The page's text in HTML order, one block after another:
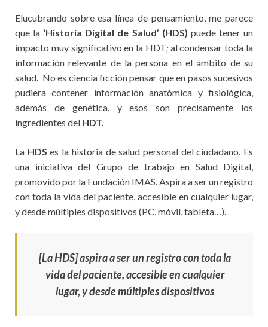
Elucubrando sobre esa línea de pensamiento, me parece
que la ‘Historia Digital de Salud’ (HDS) puede tener un
impacto muy significativo en la HDT; al condensar toda la
información relevante de la persona en el ámbito de su
salud. No es ciencia ficción pensar que en pasos sucesivos
pudiera contener información anatómica y fisiológica,
además de genética, y esos son precisamente los
ingredientes del HDT.
La HDS es la historia de salud personal del ciudadano. Es
una iniciativa del Grupo de trabajo en Salud Digital,
promovido por la Fundación IMAS. Aspira a ser un registro
con toda la vida del paciente, accesible en cualquier lugar,
y desde múltiples dispositivos (PC, móvil, tableta…).
[La HDS] aspira a ser un registro con toda la
vida del paciente, accesible en cualquier
lugar, y desde múltiples dispositivos